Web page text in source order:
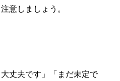
意しましょう。
丈夫です」「まだ未定で